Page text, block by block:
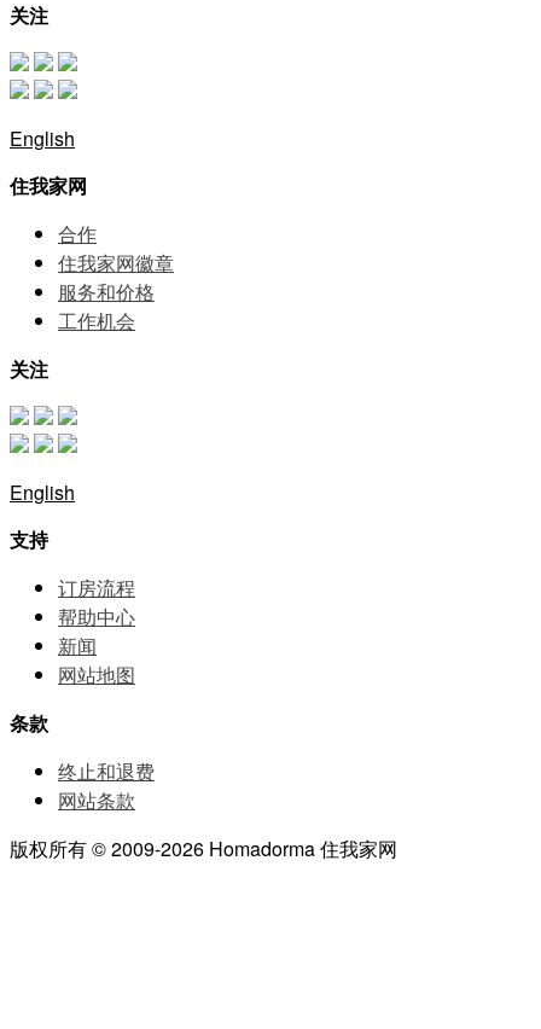
关注
English
住我家网
合作
住我家网徽章
服务和价格
⼯作机会
关注
English
支持
订房流程
帮助中⼼
新闻
网站地图
条款
终止和退费
网站条款
版权所有 © 2009-2026 Homadorma 住我家网